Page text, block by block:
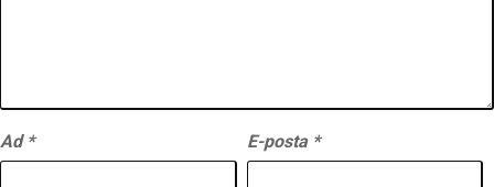
Ad * E-posta *